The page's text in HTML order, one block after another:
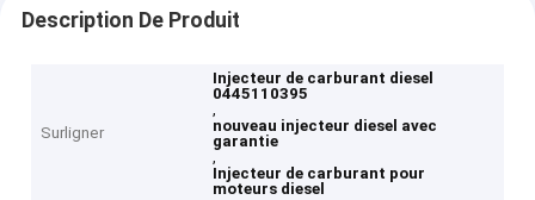
Description De Produit
Surligner
Injecteur de carburant diesel
0445110395
,
nouveau injecteur diesel avec
garantie
,
Injecteur de carburant pour
moteurs diesel